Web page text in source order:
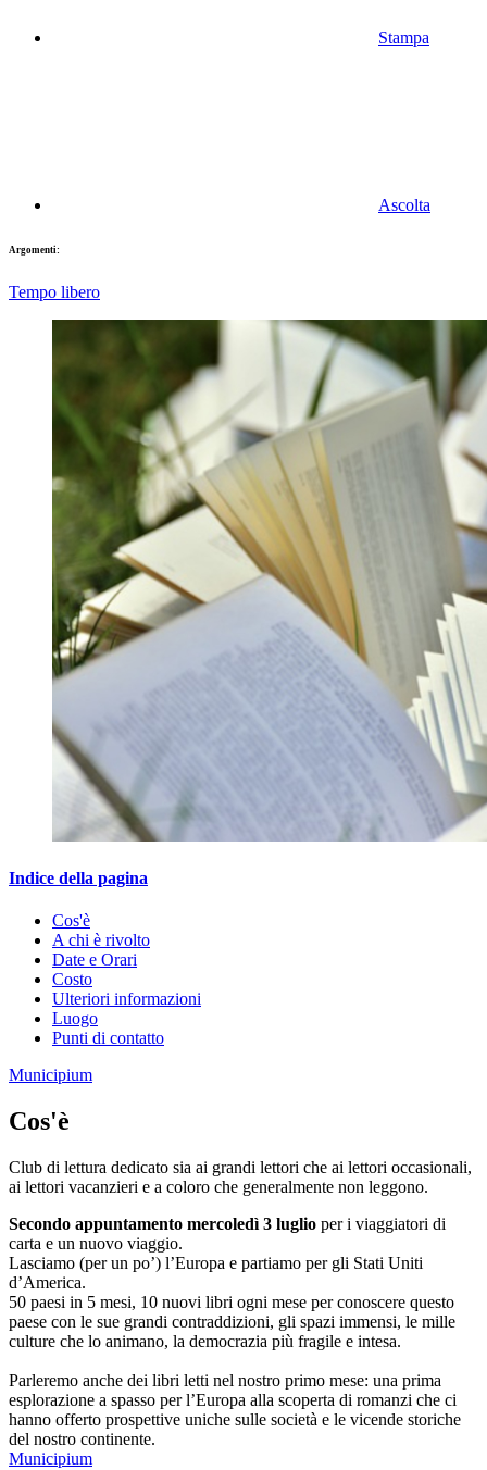
Stampa
Ascolta
Argomenti:
Tempo libero
Indice della pagina
Cos'è
A chi è rivolto
Date e Orari
Costo
Ulteriori informazioni
Luogo
Punti di contatto
Municipium
Cos'è
Club di lettura dedicato sia ai grandi lettori che ai lettori occasionali,
ai lettori vacanzieri e a coloro che generalmente non leggono.
Secondo appuntamento mercoledì 3 luglio per i viaggiatori di
carta e un nuovo viaggio.
Lasciamo (per un po’) l’Europa e partiamo per gli Stati Uniti
d’America.
50 paesi in 5 mesi, 10 nuovi libri ogni mese per conoscere questo
paese con le sue grandi contraddizioni, gli spazi immensi, le mille
culture che lo animano, la democrazia più fragile e intesa.
Parleremo anche dei libri letti nel nostro primo mese: una prima
esplorazione a spasso per l’Europa alla scoperta di romanzi che ci
hanno offerto prospettive uniche sulle società e le vicende storiche
del nostro continente.
Municipium